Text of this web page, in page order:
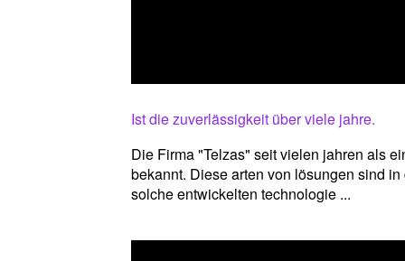
Ist die zuverlässigkeit über viele jahre.
Die Firma "Telzas" seit vielen jahren als
bekannt. Diese arten von lösungen sind
solche entwickelten technologie ...